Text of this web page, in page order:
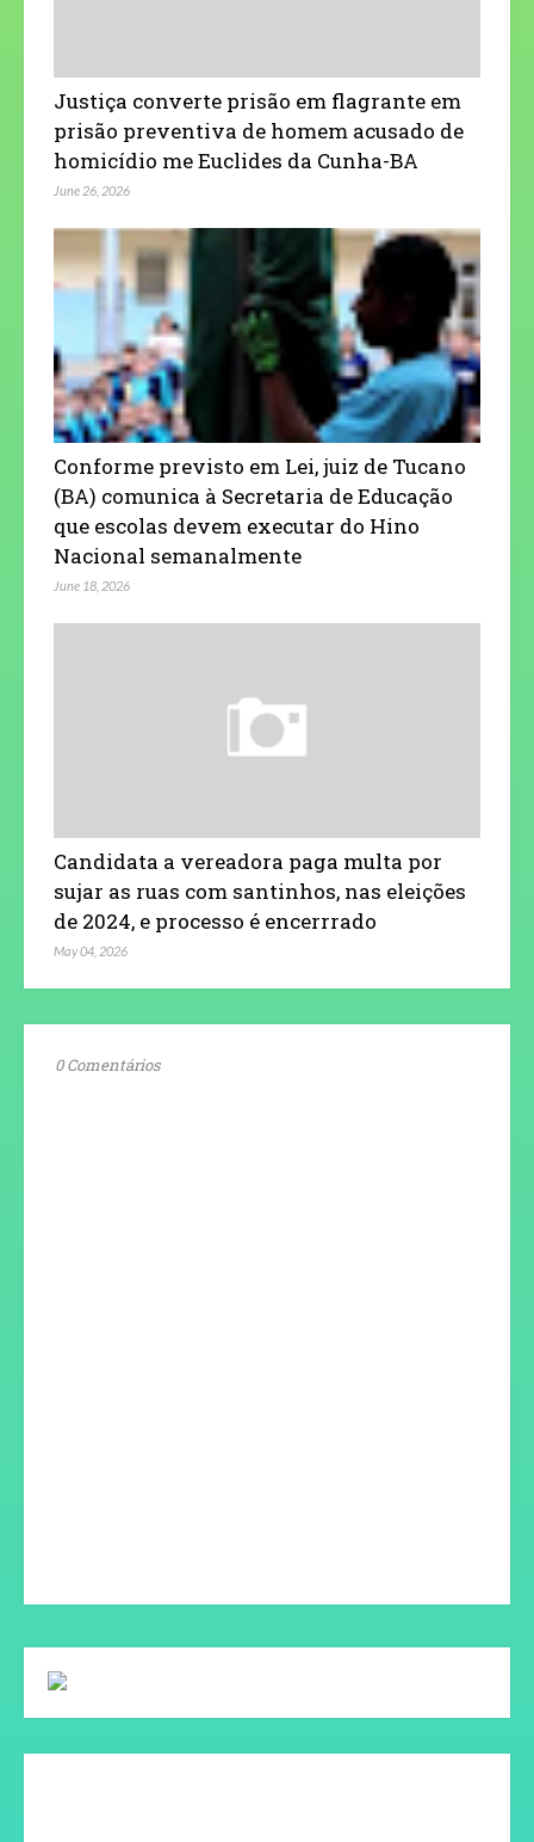
Justiça converte prisão em flagrante em
prisão preventiva de homem acusado de
homicídio me Euclides da Cunha-BA
June 26, 2026
Conforme previsto em Lei, juiz de Tucano
(BA) comunica à Secretaria de Educação
que escolas devem executar do Hino
Nacional semanalmente
June 18, 2026
Candidata a vereadora paga multa por
sujar as ruas com santinhos, nas eleições
de 2024, e processo é encerrrado
May 04, 2026
0 Comentários